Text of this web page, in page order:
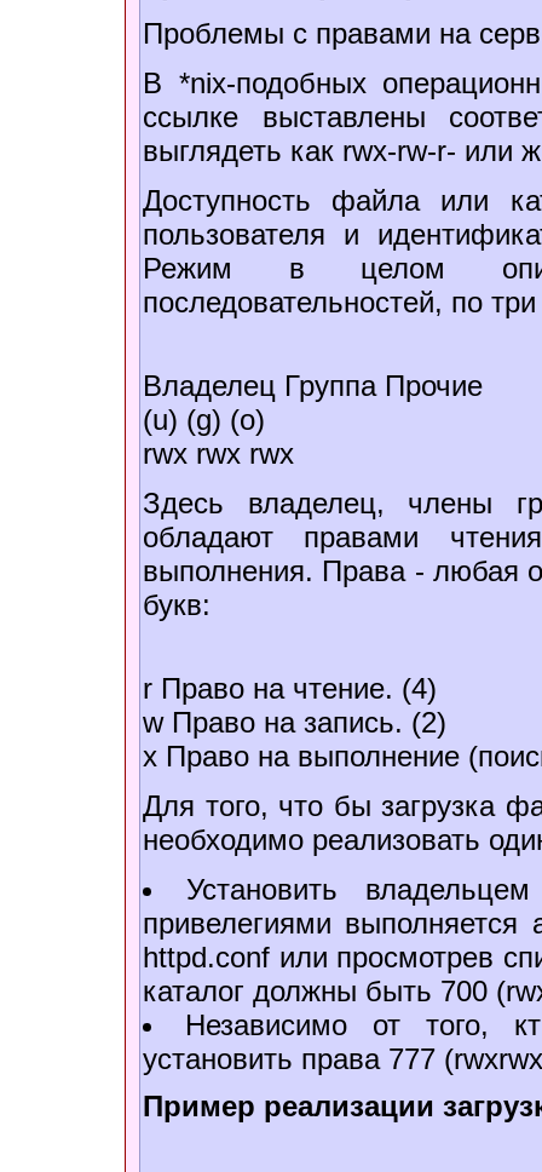
Проблемы с правами на
В *nix-подобных
ссылке выставлены
выглядеть как rwx-rw-r- или
Доступность файла или
пользователя и
Режим в целом
последовательностей, по
Владелец Группа Прочие
(u) (g) (o)
rwx rwx rwx
Здесь владелец, члены
обладают правами
выполнения. Права - любая
букв:
r Право на чтение. (4)
w Право на запись. (2)
x Право на выполнение
Для того, что бы загрузка
необходимо реализовать
Установить
привелегиями
httpd.conf или просмотрев
каталог должны быть 700
Независимо от того,
установить права 777
Пример реализации